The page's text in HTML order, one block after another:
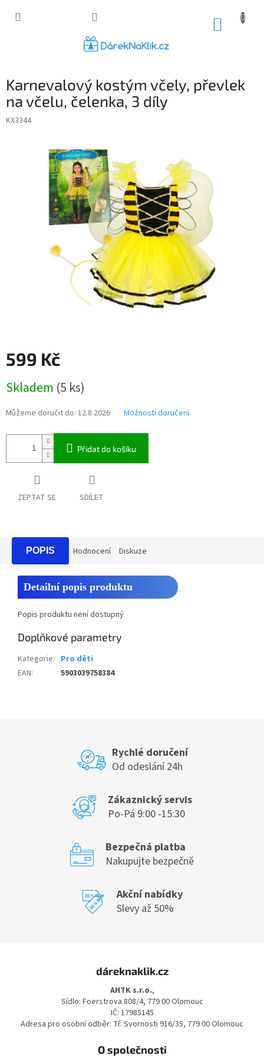
Karnevalový kostým včely, převlek
na včelu, čelenka, 3 díly
KX3344
599 Kč
cena:
Skladem (5 ks)
Můžeme doručit do: 12.8.2026 Možnosti doručení
Přidat do košíku
ZEPTAT SE SDÍLET
POPIS Hodnocení Diskuze
Detailní popis produktu
Popis produktu není dostupný
Doplňkové parametry
Kategorie: Pro děti
EAN: 5903039758384
Rychlé doručení
Od odeslání 24h
Zákaznický servis
Po-Pá 9:00 -15:30
Bezpečná platba
Nakupujte bezpečně
Akční nabídky
Slevy až 50%
dáreknaklik.cz
AHTK s.r.o.,
Sídlo: Foerstrova 808/4, 779 00 Olomouc
IČ: 17985145
Adresa pro osobní odběr: Tř. Svornosti 916/35, 779 00 Olomouc
O společnosti